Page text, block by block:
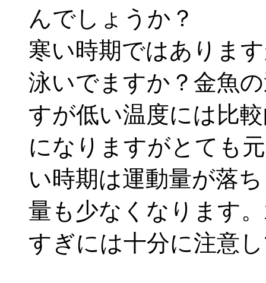
んでしょうか？
寒い時期ではありま
泳いでますか？金魚
すが低い温度には比
になりますがとても
い時期は運動量が落
量も少なくなります
すぎには十分に注意